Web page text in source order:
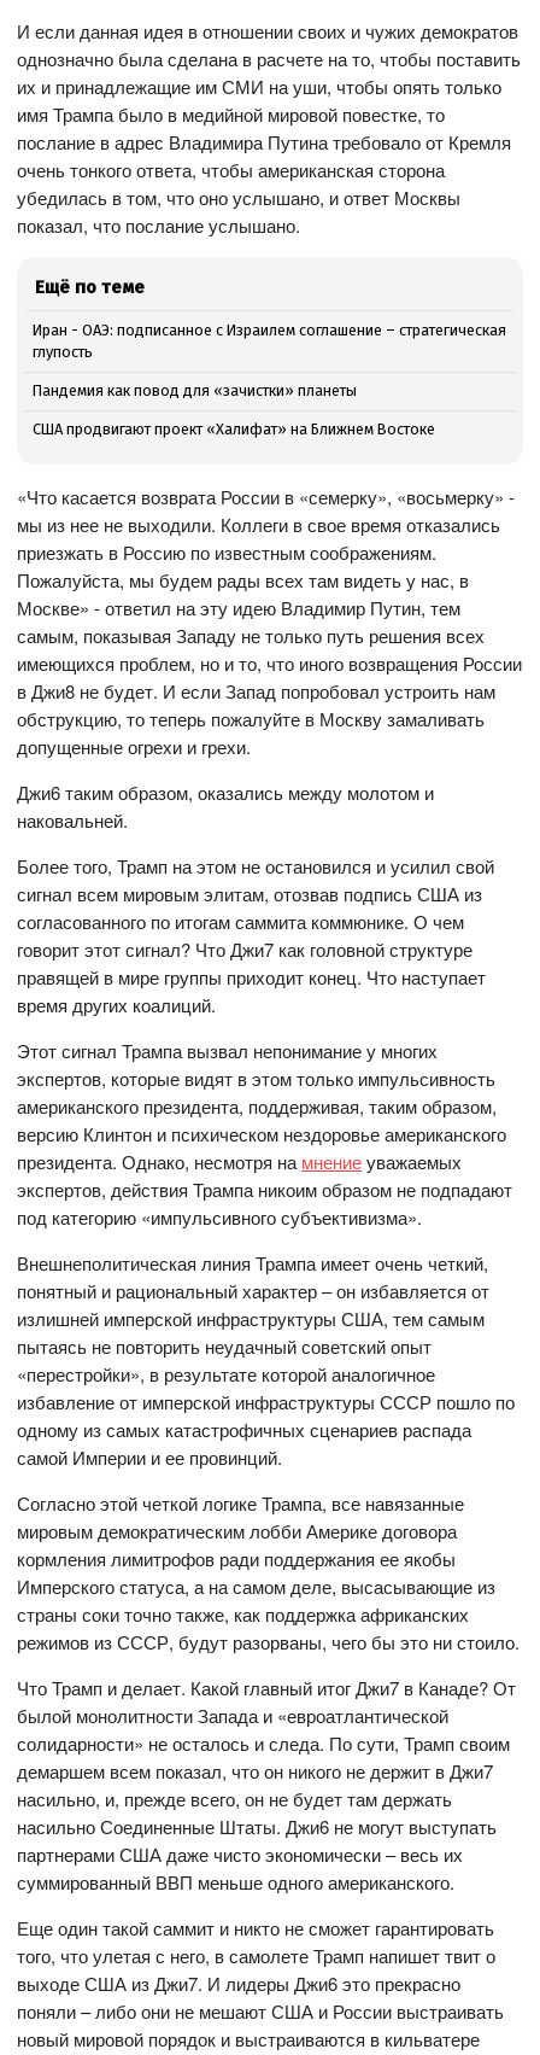
И если данная идея в отношении своих и чужих демократов
однозначно была сделана в расчете на то, чтобы поставить
их и принадлежащие им СМИ на уши, чтобы опять только
имя Трампа было в медийной мировой повестке, то
послание в адрес Владимира Путина требовало от Кремля
очень тонкого ответа, чтобы американская сторона
убедилась в том, что оно услышано, и ответ Москвы
показал, что послание услышано.
Ещё по теме
Иран - ОАЭ: подписанное с Израилем соглашение – стратегическая
глупость
Пандемия как повод для «зачистки» планеты
США продвигают проект «Халифат» на Ближнем Востоке
«Что касается возврата России в «семерку», «восьмерку» -
мы из нее не выходили. Коллеги в свое время отказались
приезжать в Россию по известным соображениям.
Пожалуйста, мы будем рады всех там видеть у нас, в
Москве» - ответил на эту идею Владимир Путин, тем
самым, показывая Западу не только путь решения всех
имеющихся проблем, но и то, что иного возвращения России
в Джи8 не будет. И если Запад попробовал устроить нам
обструкцию, то теперь пожалуйте в Москву замаливать
допущенные огрехи и грехи.
Джи6 таким образом, оказались между молотом и
наковальней.
Более того, Трамп на этом не остановился и усилил свой
сигнал всем мировым элитам, отозвав подпись США из
согласованного по итогам саммита коммюнике. О чем
говорит этот сигнал? Что Джи7 как головной структуре
правящей в мире группы приходит конец. Что наступает
время других коалиций.
Этот сигнал Трампа вызвал непонимание у многих
экспертов, которые видят в этом только импульсивность
американского президента, поддерживая, таким образом,
версию Клинтон и психическом нездоровье американского
президента. Однако, несмотря на мнениеуважаемых
экспертов, действия Трампа никоим образом не подпадают
под категорию «импульсивного субъективизма».
Внешнеполитическая линия Трампа имеет очень четкий,
понятный и рациональный характер – он избавляется от
излишней имперской инфраструктуры США, тем самым
пытаясь не повторить неудачный советский опыт
«перестройки», в результате которой аналогичное
избавление от имперской инфраструктуры СССР пошло по
одному из самых катастрофичных сценариев распада
самой Империи и ее провинций.
Согласно этой четкой логике Трампа, все навязанные
мировым демократическим лобби Америке договора
кормления лимитрофов ради поддержания ее якобы
Имперского статуса, а на самом деле, высасывающие из
страны соки точно также, как поддержка африканских
режимов из СССР, будут разорваны, чего бы это ни стоило.
Что Трамп и делает. Какой главный итог Джи7 в Канаде? От
былой монолитности Запада и «евроатлантической
солидарности» не осталось и следа. По сути, Трамп своим
демаршем всем показал, что он никого не держит в Джи7
насильно, и, прежде всего, он не будет там держать
насильно Соединенные Штаты. Джи6 не могут выступать
партнерами США даже чисто экономически – весь их
суммированный ВВП меньше одного американского.
Еще один такой саммит и никто не сможет гарантировать
того, что улетая с него, в самолете Трамп напишет твит о
выходе США из Джи7. И лидеры Джи6 это прекрасно
поняли – либо они не мешают США и России выстраивать
новый мировой порядок и выстраиваются в кильватере